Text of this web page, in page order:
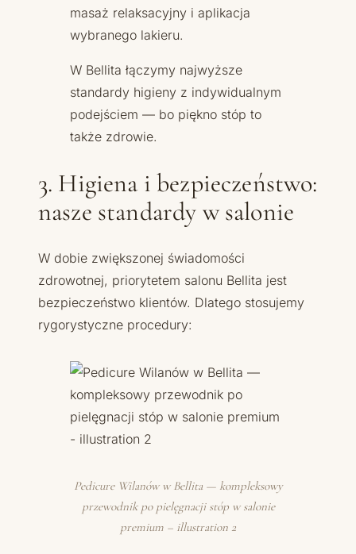
masaż relaksacyjny i aplikacja
wybranego lakieru.
W Bellita łączymy najwyższe
standardy higieny z indywidualnym
podejściem — bo piękno stóp to
także zdrowie.
3. Higiena i bezpieczeństwo:
nasze standardy w salonie
W dobie zwiększonej świadomości
zdrowotnej, priorytetem salonu Bellita jest
bezpieczeństwo klientów. Dlatego stosujemy
rygorystyczne procedury:
Pedicure Wilanów w Bellita — kompleksowy
przewodnik po pielęgnacji stóp w salonie
premium – illustration 2